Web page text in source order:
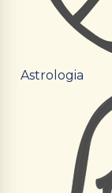
Astrologia